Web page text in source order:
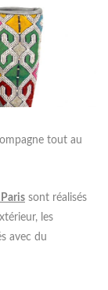
tout au
sont réalisés
les
avec du